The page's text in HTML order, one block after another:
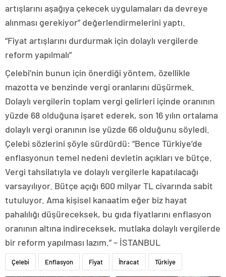
artışlarını aşağıya çekecek uygulamaları da devreye
alınması gerekiyor” değerlendirmelerini yaptı.
“Fiyat artışlarını durdurmak için dolaylı vergilerde
reform yapılmalı”
Çelebi’nin bunun için önerdiği yöntem, özellikle
mazotta ve benzinde vergi oranlarını düşürmek.
Dolaylı vergilerin toplam vergi gelirleri içinde oranının
yüzde 68 olduğuna işaret ederek, son 16 yılın ortalama
dolaylı vergi oranının ise yüzde 66 olduğunu söyledi.
Çelebi sözlerini şöyle sürdürdü: “Bence Türkiye’de
enflasyonun temel nedeni devletin açıkları ve bütçe.
Vergi tahsilatıyla ve dolaylı vergilerle kapatılacağı
varsayılıyor. Bütçe açığı 600 milyar TL civarında sabit
tutuluyor. Ama kişisel kanaatim eğer biz hayat
pahalılığı düşüreceksek, bu gıda fiyatlarını enflasyon
oranının altına indireceksek, mutlaka dolaylı vergilerde
bir reform yapılması lazım.” – İSTANBUL
Çelebi Enflasyon Fiyat İhracat Türkiye